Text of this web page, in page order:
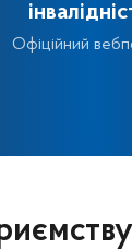
Офіційний